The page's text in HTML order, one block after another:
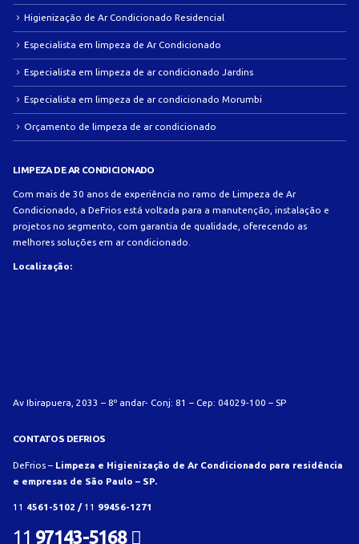
Higienização de Ar Condicionado Residencial
Especialista em limpeza de Ar Condicionado
Especialista em limpeza de ar condicionado Jardins
Especialista em limpeza de ar condicionado Morumbi
Orçamento de limpeza de ar condicionado
LIMPEZA DE AR CONDICIONADO
Com mais de 30 anos de experiência no ramo de Limpeza de Ar
Condicionado, a DeFrios está voltada para a manutenção, instalação e
projetos no segmento, com garantia de qualidade, oferecendo as
melhores soluções em ar condicionado.
Localização:
Av Ibirapuera, 2033 – 8º andar- Conj: 81 – Cep: 04029-100 – SP
CONTATOS DEFRIOS
DeFrios – Limpeza e Higienização de Ar Condicionado para residência
e empresas de São Paulo – SP.
11 4561-5102 / 11 99456-1271
11 97143-5168